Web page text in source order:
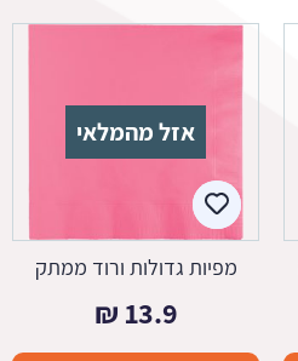
אזל מהמלאי
מפיות גדולות ורוד ממתק
13.9
₪